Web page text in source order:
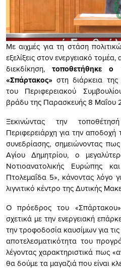
Με αιχμές για τη στάση
εξελίξεις στον ενεργειακό
διεκδίκηση,τοποθετήθηκε ο
«Σπάρτακος» στη διάρκεια της
του Περιφερειακού
βράδυ της Παρασκευής 8 Μαΐου
Ξεκινώντας την
Περιφερειάρχη για την αποδοχή
συνεδρίασης, σημειώνοντας
Αγίου Δημητρίου, ο
Νοτιοανατολικής Ευρώπης
Πτολεμαΐδα 5», κάνοντας λόγο
λιγνιτικό κέντρο της Δυτικής
Ο πρόεδρος του
σχετικά με την ενεργειακή
την τροφοδοσία καυσίμων για
αποτελεσματικότητα του
λέγοντας χαρακτηριστικά πως
θα δούμε τα μαγαζιά που είναι